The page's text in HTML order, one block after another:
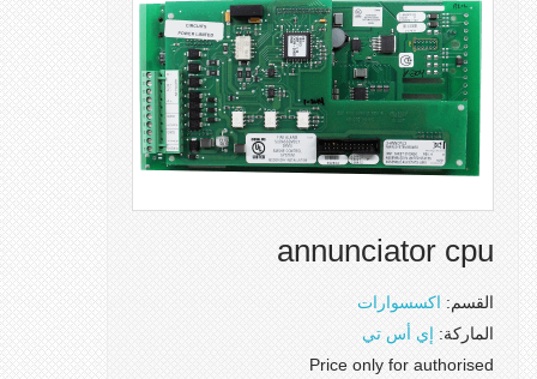
annunciator cpu
القسم: اكسسوارات
الماركة: إي أس تي
Price only for authorised